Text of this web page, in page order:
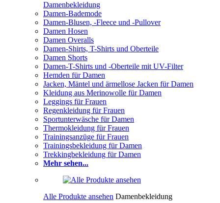
Damenbekleidung
Damen-Bademode
Damen-Blusen, -Fleece und -Pullover
Damen Hosen
Damen Overalls
Damen-Shirts, T-Shirts und Oberteile
Damen Shorts
Damen-T-Shirts und -Oberteile mit UV-Filter
Hemden für Damen
Jacken, Mäntel und ärmellose Jacken für Damen
Kleidung aus Merinowolle für Damen
Leggings für Frauen
Regenkleidung für Frauen
Sportunterwäsche für Damen
Thermokleidung für Frauen
Trainingsanzüge für Frauen
Trainingsbekleidung für Damen
Trekkingbekleidung für Damen
Mehr sehen...
Alle Produkte ansehen Damenbekleidung